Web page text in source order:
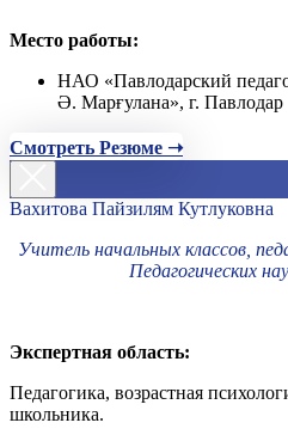
Место работы:
НАО «Павлодарский
Ә. Марғулана», г. Павлодар
Смотреть Резюме ➝
Вахитова Пайзилям Кутлуковна
Учитель начальных классов,
Педагогических
Экспертная область:
Педагогика, возрастная
школьника.